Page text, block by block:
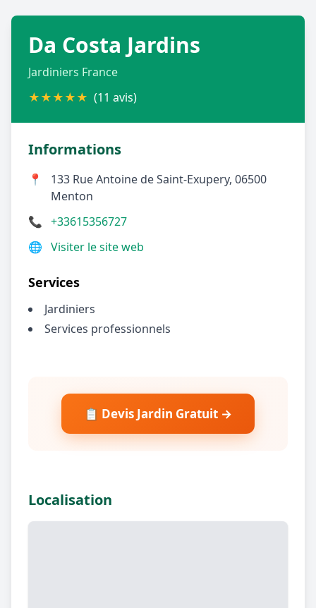
Retour à la liste des métiers
- Confidentialité
Da Costa Jardins
Jardiniers France
★★★★★ (11 avis)
Informations
📍
133 Rue Antoine de Saint-Exupery, 06500
Menton
📞 +33615356727
🌐 Visiter le site web
Services
Jardiniers
Services professionnels
📋 Devis Jardin Gratuit →
Localisation